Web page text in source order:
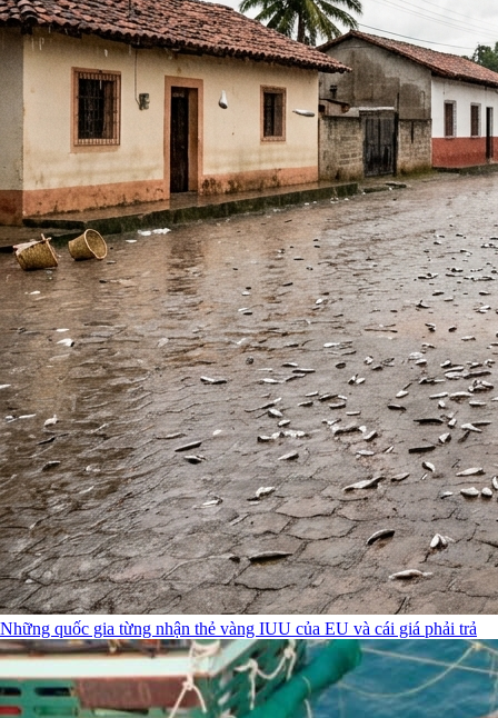
Những quốc gia từng nhận thẻ vàng IUU của EU và cái giá phải trả